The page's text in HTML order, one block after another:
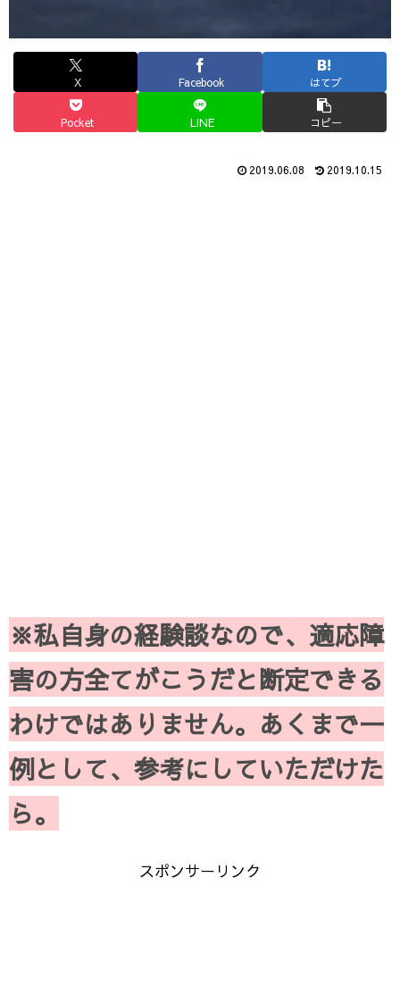
X Facebook はてブ
Pocket LINE コピー
2019.06.08 2019.10.15
※私自身の経験談なので、適応障
害の方全てがこうだと断定できる
わけではありません。あくまで一
例として、参考にしていただけた
ら。
スポンサーリンク